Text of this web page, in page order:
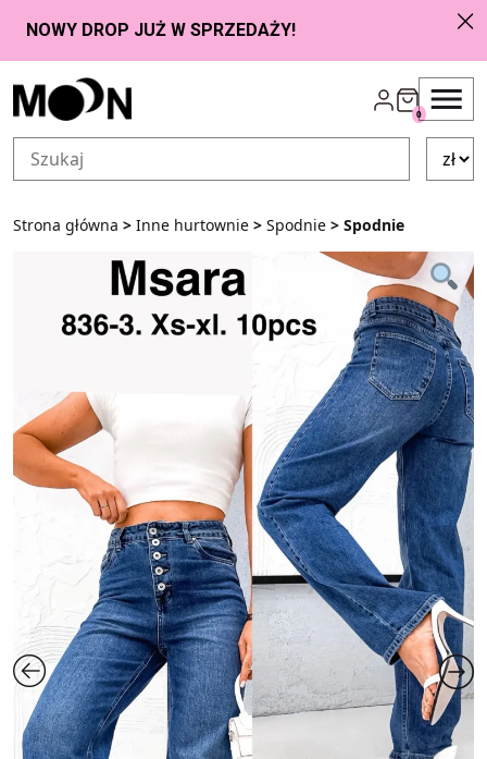
Przejdź do zawartości
0
Strona główna > Inne hurtownie > Spodnie > Spodnie